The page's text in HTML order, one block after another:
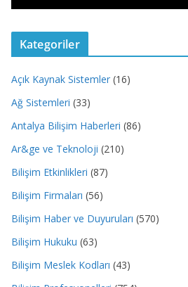
Kategoriler
Açık Kaynak Sistemler (16)
Ağ Sistemleri (33)
Antalya Bilişim Haberleri (86)
Ar&ge ve Teknoloji (210)
Bilişim Etkinlikleri (87)
Bilişim Firmaları (56)
Bilişim Haber ve Duyuruları (570)
Bilişim Hukuku (63)
Bilişim Meslek Kodları (43)